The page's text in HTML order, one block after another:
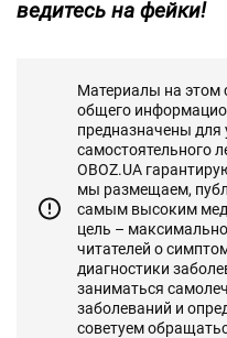
ведитесь на фейки!
Материалы на этом
общего
предназначены для
самостоятельного
OBOZ.UA
мы размещаем,
самым высоким
цель –
читателей о
диагностики
заниматься
заболеваний и
советуем